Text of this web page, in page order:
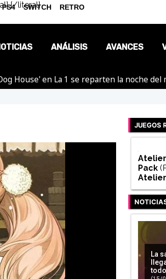
{/literal}
ANÁLISIS AVANCES
House' en La 1 se reparten la noche del
JUEGOS
Pack
Atelier
La
PS4 SWITCH RETRO